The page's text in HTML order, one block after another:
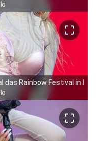
crop_free
das Rainbow Festival in
crop_free